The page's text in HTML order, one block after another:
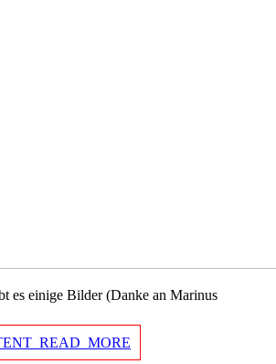
es einige Bilder (Danke an Marinus